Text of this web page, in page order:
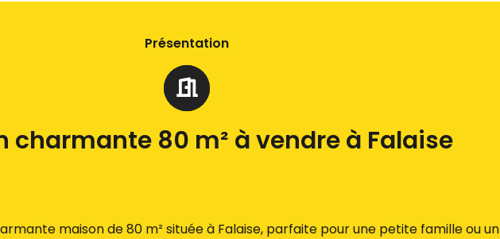
Présentation
charmante 80 m² à vendre à Falaise
maison de 80 m² située à Falaise, parfaite pour une petite famille ou un